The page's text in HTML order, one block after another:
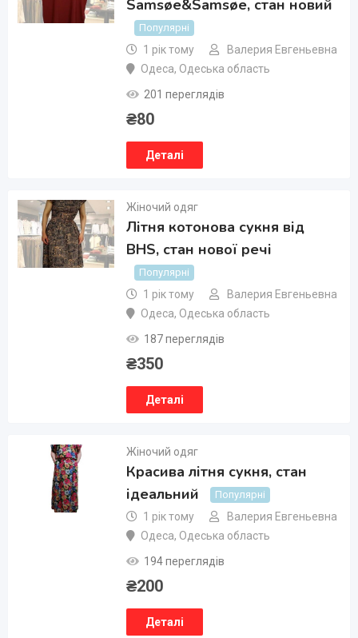
Samsøe&Samsøe, стан новий
Популярні
1 рік тому
Валерия Евгеньевна
Одеса, Одеська область
201 переглядів
₴80
Деталі
Жіночий одяг
Літня котонова сукня від
BHS, стан нової речі
Популярні
1 рік тому
Валерия Евгеньевна
Одеса, Одеська область
187 переглядів
₴350
Деталі
Жіночий одяг
Красива літня сукня, стан
ідеальний
Популярні
1 рік тому
Валерия Евгеньевна
Одеса, Одеська область
194 переглядів
₴200
Деталі